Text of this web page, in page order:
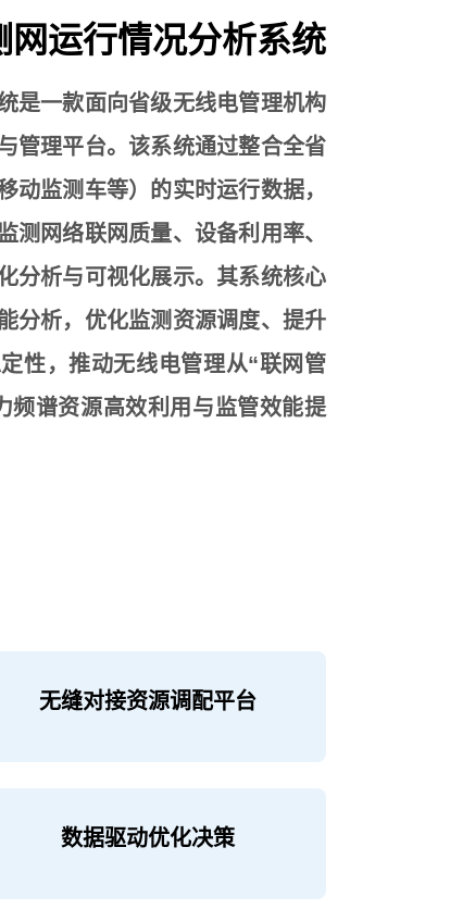
网运行情况分析系统
是一款面向省级无线电管理机构
管理平台。该系统通过整合全省
动监测车等）的实时运行数据，
测网络联网质量、设备利用率、
分析与可视化展示。其系统核心
分析，优化监测资源调度、提升
性，推动无线电管理从“联网管
频谱资源高效利用与监管效能提
无缝对接资源调配平台
数据驱动优化决策